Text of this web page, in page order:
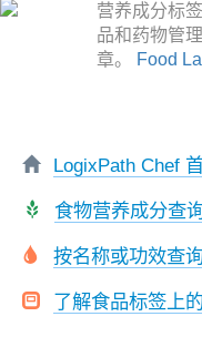
营养成分标
品和药物管
章。
Food
LogixPath Chef
食物营养成分查
按名称或功效查
了解食品标签上